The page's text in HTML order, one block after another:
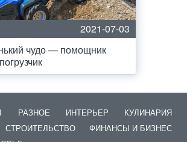
2021-07-03
чудо — помощник
РАЗНОЕ ИНТЕРЬЕР
КУЛИНАРИЯ
СТРОИТЕЛЬСТВО
ФИНАНСЫ И БИЗНЕС